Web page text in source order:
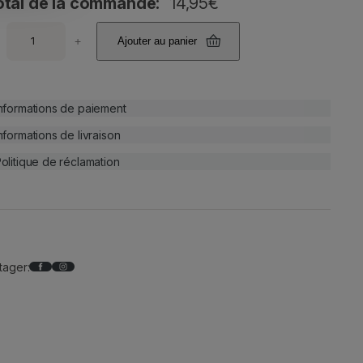
+ Ajouter au panier
de paiement
de livraison
de réclamation
Facebook Instagram